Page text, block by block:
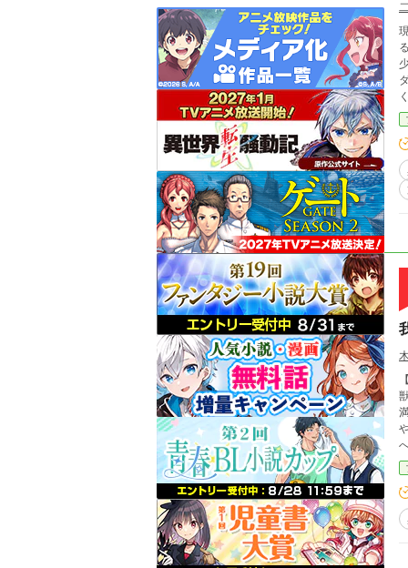
少
ダンジ
く。 その想いは、やがて愛
中！ ◆ 現在、キャラクターや用語をま
wiki.jp/
ま
こ
獣
満
や